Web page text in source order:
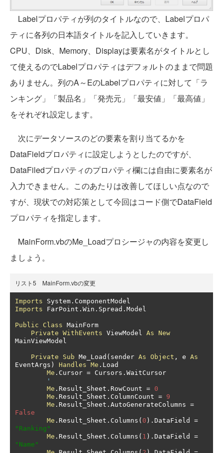
Labelプロパティが列のタイトルなので、Labelプロパ
ティに各列の日本語タイトルを記入していきます。
CPU、Disk、Memory、Displayは要素名がタイトルとし
て使えるのでLabelプロパティはデフォルトのままで問題
ありません。列のA～EのLabelプロパティに対して「ラ
ンキング」「製品名」「発売元」「最安値」「最高値」
をそれぞれ設定します。
次にデータソースのどの要素を割り当てるかを
DataFieldプロパティに設定しようとしたのですが、
DataFiledプロパティのプロパティ欄には自由に要素名が
入力できません。このあたりは改善してほしい点なので
すが、現状での対応策として今回はコード側でDataField
プロパティを指定します。
MainForm.vbのMe_Loadプロシージャの内容を変更し
ましょう。
リスト5 MainForm.vbの変更
Imports System .
Imports FarPoint . Win . Spread . Model
Public Class MainForm
Private WithEvents ViewModel As
New
MainViewModel
Private Sub Me_Load ( sender As Object , e As
EventArgs ) Handles Me . Load
Me . Cursor = Cursors . WaitCursor
'
Me . Result_Sheet . RowCount = 0
Me . Result_Sheet . ColumnCount = 9
Me . Result_Sheet . AutoGenerateColumns =
False
Me . Result_Sheet . Columns ( 0 ). DataField =
"Ranking"
Me . Result_Sheet . Columns ( 1 ). DataField =
"Name"